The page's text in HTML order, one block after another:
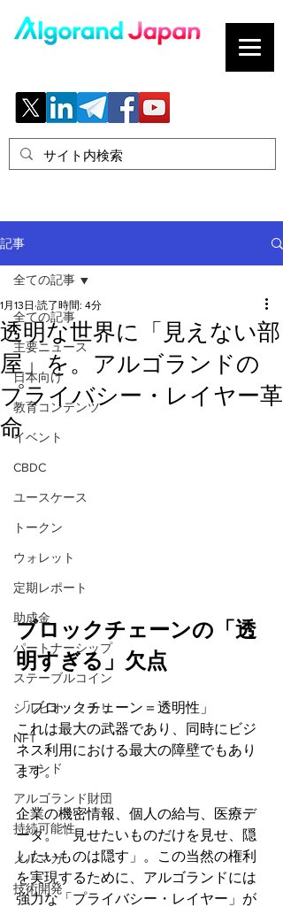
記事
全ての記事
主要ニュース
日本向け
教育コンテンツ
イベント
CBDC
ユースケース
トークン
ウォレット
定期レポート
助成金
パートナーシップ
ステーブルコイン
シルビオ・ミカリ
NFT
ファンド
アルゴランド財団
持続可能性
メルマガ
技術開発
全ての記事
透明な世界に「見えない部
屋」を。アルゴランドの
プライバシー・レイヤー革
命
1月13日 読了時間: 4分
ブロックチェーンの「透
明すぎる」欠点
「ブロックチェーン＝透明性」
これは最大の武器であり、同時にビジ
ネス利用における最大の障壁でもあり
ます。
企業の機密情報、個人の給与、医療デ
ータ。「見せたいものだけを見せ、隠
したいものは隠す」。この当然の権利
を実現するために、アルゴランドには
強力な「プライバシー・レイヤー」が